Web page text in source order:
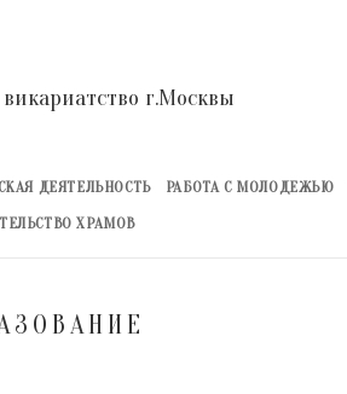
г.Москвы
ДЕЯТЕЛЬНОСТЬ РАБОТА С МОЛОДЕЖЬЮ
ХРАМОВ